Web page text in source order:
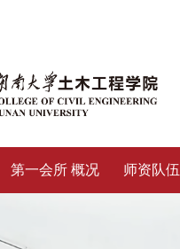
第一会所 概况 师资队伍